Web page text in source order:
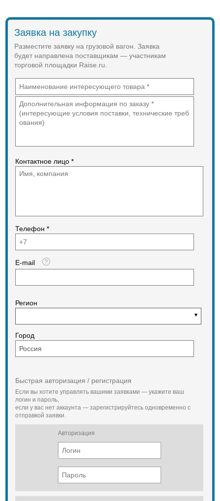
Заявка на закупку
Разместите заявку на грузовой вагон. Заявка
будет направлена поставщикам — участникам
торговой площадки Raise.ru.
Контактное лицо *
Телефон *
E-mail
Регион
Город
Быстрая авторизация / регистрация
Если вы хотите управлять вашими заявками — укажите ваш
логин и пароль,
если у вас нет аккаунта — зарегистрируйтесь одновременно с
отправкой заявки.
Авторизация